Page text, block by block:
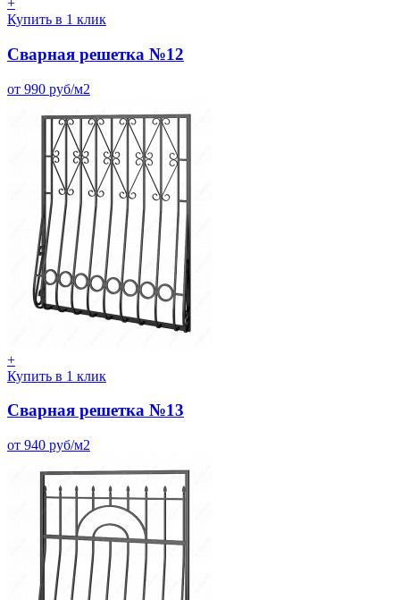
+
Купить в 1 клик
Сварная решетка №12
от 990 руб/м2
+
Купить в 1 клик
Сварная решетка №13
от 940 руб/м2